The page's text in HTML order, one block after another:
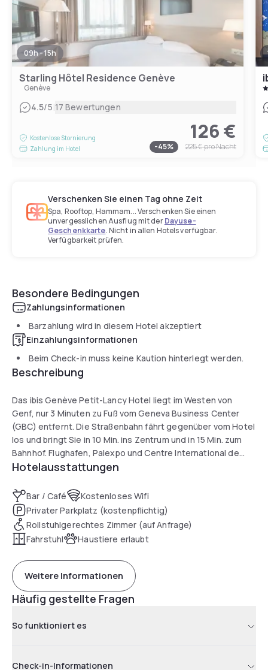
09h - 15h
Starling Hôtel Residence Genève
Genève
4.5/5|17 Bewertungen
Kostenlose Stornierung
Zahlung im Hotel
126 €
-45% 225 €pro Nacht
Verschenken Sie einen Tag ohne Zeit
Spa, Rooftop, Hammam... Verschenken Sie einen
unvergesslichen Ausflug mit derDayuse-
Geschenkkarte. Nicht in allen Hotels verfügbar.
Verfügbarkeit prüfen.
Besondere Bedingungen
Zahlungsinformationen
Barzahlung wird in diesem Hotel akzeptiert
Einzahlungsinformationen
Beim Check-in muss keine Kaution hinterlegt werden.
Beschreibung
Das ibis Genève Petit-Lancy Hotel liegt im Westen von
Genf, nur 3 Minuten zu Fuß vom Geneva Business Center
(GBC) entfernt. Die Straßenbahn fährt gegenüber vom Hotel
los und bringt Sie in 10 Min. ins Zentrum und in 15 Min. zum
Bahnhof. Flughafen, Palexpo und Centre International de
Conférences Genève (CICG) sind mit dem Bus in 20 Min.
und klimatisierte Zimmer und eine Bar mit Snackservice rund
um die Uhr. Öffentl. Verkehrsmittel und WIFI kostenlos.
Hotelausstattungen
Bar / Café
Kostenloses Wifi
Privater Parkplatz (kostenpflichtig)
Rollstuhlgerechtes Zimmer (auf Anfrage)
Fahrstuhl
Haustiere erlaubt
Weitere Informationen
Häufig gestellte Fragen
So funktioniert es
Check-in-Informationen